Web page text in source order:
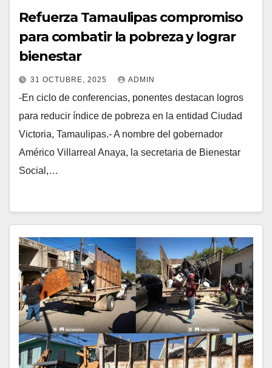
Refuerza Tamaulipas compromiso
para combatir la pobreza y lograr
bienestar
31 OCTUBRE, 2025 ADMIN
-En ciclo de conferencias, ponentes destacan logros
para reducir índice de pobreza en la entidad Ciudad
Victoria, Tamaulipas.- A nombre del gobernador
Américo Villarreal Anaya, la secretaria de Bienestar
Social,…